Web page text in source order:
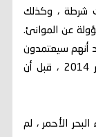
شرطة ، وكذلك
عن الموانئ.
أنهم سيعتمدون
على من كان في سلطة الميناء قبل سبتمبر 2014 ، قبل أن
الأحمر ، لم